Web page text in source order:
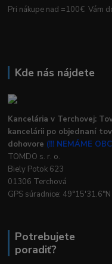
Pri nákupe nad =100€ Vám
Kde nás nájdete
Kancelária v Terchovej:
kancelárii po objednaní
dohovore (!!! NEMÁME
TOMDO s. r. o.
Biely Potok 623
01306 Terchová
GPS súradnice:
Potrebujete
poradiť?